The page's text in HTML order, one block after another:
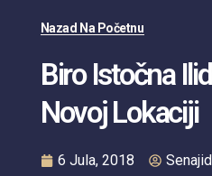
Nazad Na Početnu
Biro Istočna
Novoj Lokaciji
6 Jula, 2018